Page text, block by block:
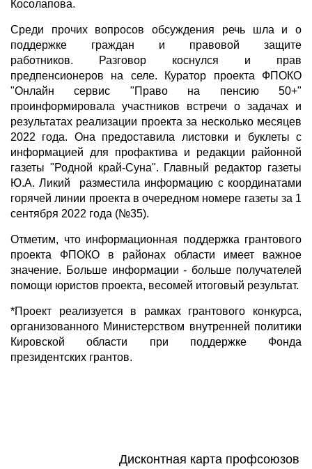
Косолапова.
Среди прочих вопросов обсуждения речь шла и о
поддержке граждан и правовой защите
работников. Разговор коснулся и прав
предпенсионеров на селе. Куратор проекта ФПОКО
"Онлайн сервис "Право на пенсию 50+"
проинформировала участников встречи о задачах и
результатах реализации проекта за несколько месяцев
2022 года. Она предоставила листовки и буклеты с
информацией для профактива и редакции районной
газеты "Родной край-Суна". Главный редактор газеты
Ю.А. Ликий разместила информацию с координатами
горячей линии проекта в очередном номере газеты за 1
сентября 2022 года (№35).
Отметим, что информационная поддержка грантового
проекта ФПОКО в районах области имеет важное
значение. Больше информации - больше получателей
помощи юристов проекта, весомей итоговый результат.
*Проект реализуется в рамках грантового конкурса,
организованного Министерством внутренней политики
Кировской области при поддержке Фонда
президентских грантов.
Дисконтная карта профсоюзов